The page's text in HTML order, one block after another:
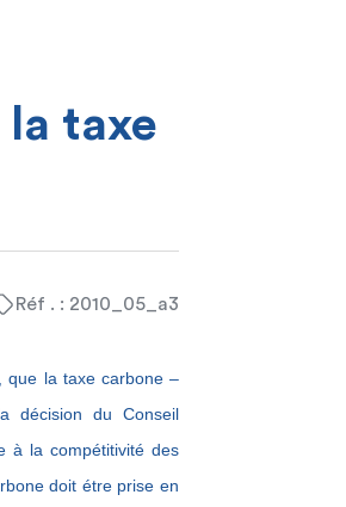
taxe
Réf . : 2010_05_a3
que la taxe carbone –
décision du Conseil
à la compétitivité des
doit étre prise en